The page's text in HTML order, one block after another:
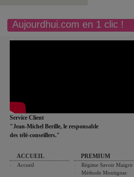
Aujourdhui.com en 1 clic !
Service Client
"Jean-Michel Berille, le responsable
des télé-conseillers."
ACCUEIL
Accueil
PREMIUM
Régime Savoir Maigrir
Méthode Montignac